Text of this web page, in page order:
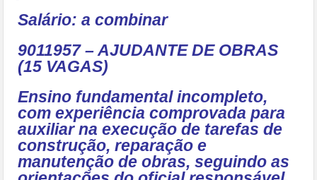
Salário: a combinar
9011957 – AJUDANTE DE OBRAS
(15 VAGAS)
Ensino fundamental incompleto,
com experiência comprovada para
auxiliar na execução de tarefas de
construção, reparação e
manutenção de obras, seguindo as